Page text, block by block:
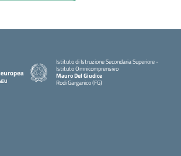
Istituto di Istruzione Secondaria Superiore -
Istituto Omnicomprensivo
Mauro Del Giudice
Rodi Garganico (FG)
— Visita la pagina iniziale della scuola